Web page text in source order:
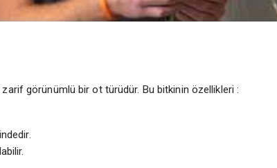
zarif görünümlü bir ot türüdür. Bu bitkinin özellikleri :